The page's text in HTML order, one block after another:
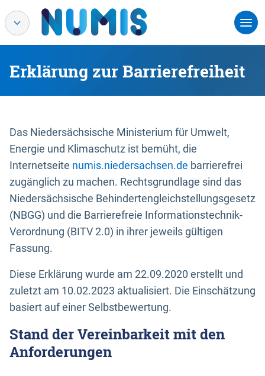
Erklärung zur Barrierefreiheit
Das Niedersächsische Ministerium für Umwelt,
Energie und Klimaschutz ist bemüht, die
Internetseite numis.niedersachsen.de barrierefrei
zugänglich zu machen. Rechtsgrundlage sind das
Niedersächsische Behindertengleichstellungsgesetz
(NBGG) und die Barrierefreie Informationstechnik-
Verordnung (BITV 2.0) in ihrer jeweils gültigen
Fassung.
Diese Erklärung wurde am 22.09.2020 erstellt und
zuletzt am 10.02.2023 aktualisiert. Die Einschätzung
basiert auf einer Selbstbewertung.
Stand der Vereinbarkeit mit den
Anforderungen